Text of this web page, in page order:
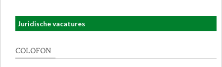
Juridische vacatures
COLOFON